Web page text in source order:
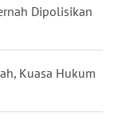
Dipolisikan
Kuasa Hukum